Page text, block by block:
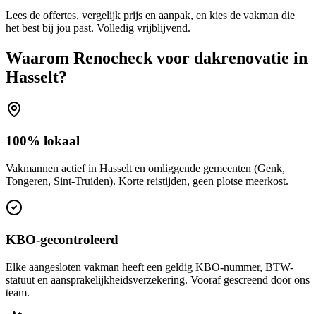
Lees de offertes, vergelijk prijs en aanpak, en kies de vakman die
het best bij jou past. Volledig vrijblijvend.
Waarom Renocheck voor dakrenovatie in
Hasselt?
100% lokaal
Vakmannen actief in Hasselt en omliggende gemeenten (Genk,
Tongeren, Sint-Truiden). Korte reistijden, geen plotse meerkost.
KBO-gecontroleerd
Elke aangesloten vakman heeft een geldig KBO-nummer, BTW-
statuut en aansprakelijkheidsverzekering. Vooraf gescreend door ons
team.